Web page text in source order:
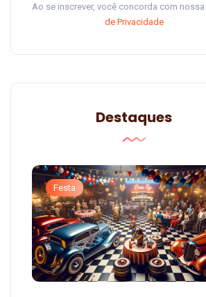
Ao se inscrever, você concorda com nossa
de Privacidade
Destaques
Festa